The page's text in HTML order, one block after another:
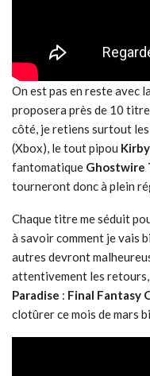
On est pas en reste avec
proposera près de 10
côté, je retiens surtout
(Xbox), le tout pipou
fantomatique Ghostwire
tourneront donc à plein
Chaque titre me séduit
à savoir comment je vais
autres devront
attentivement les
Paradise : Final Fantasy
clotûrer ce mois de mars